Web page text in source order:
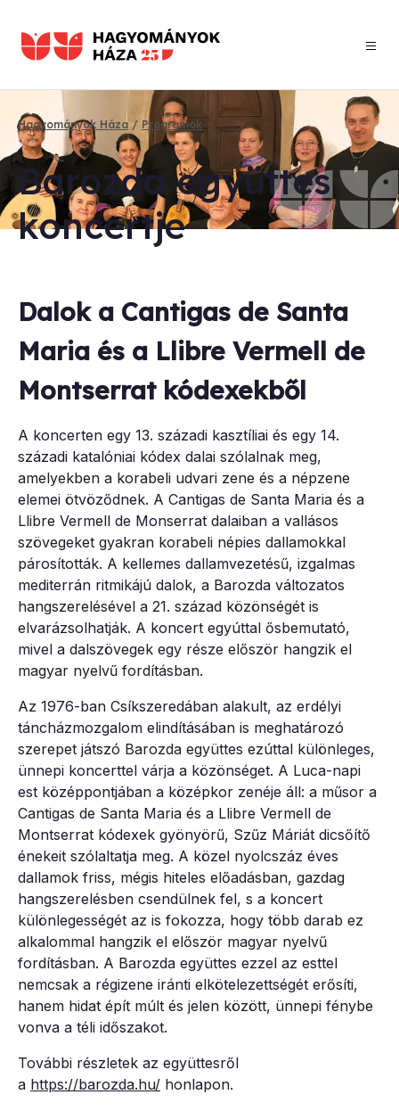
tartalomra
Morzsa
Hagyományok Háza Programok
Ba­roz­da együt­tes
kon­cert­je
Dalok a Cantigas de Santa
Maria és a Llibre Vermell de
Montserrat kódexekből
A koncerten egy 13. századi kasztíliai és egy 14.
századi katalóniai kódex dalai szólalnak meg,
amelyekben a korabeli udvari zene és a népzene
elemei ötvöződnek. A Cantigas de Santa Maria és a
Llibre Vermell de Monserrat dalaiban a vallásos
szövegeket gyakran korabeli népies dallamokkal
párosították. A kellemes dallamvezetésű, izgalmas
mediterrán ritmikájú dalok, a Barozda változatos
hangszerelésével a 21. század közönségét is
elvarázsolhatják. A koncert egyúttal ősbemutató,
mivel a dalszövegek egy része először hangzik el
magyar nyelvű fordításban.
Az 1976-ban Csíkszeredában alakult, az erdélyi
táncházmozgalom elindításában is meghatározó
szerepet játszó Barozda együttes ezúttal különleges,
ünnepi koncerttel várja a közönséget. A Luca-napi
est középpontjában a középkor zenéje áll: a műsor a
Cantigas de Santa Maria és a Llibre Vermell de
Montserrat kódexek gyönyörű, Szűz Máriát dicsőítő
énekeit szólaltatja meg. A közel nyolcszáz éves
dallamok friss, mégis hiteles előadásban, gazdag
hangszerelésben csendülnek fel, s a koncert
különlegességét az is fokozza, hogy több darab ez
alkalommal hangzik el először magyar nyelvű
fordításban. A Barozda együttes ezzel az esttel
nemcsak a régizene iránti elkötelezettségét erősíti,
hanem hidat épít múlt és jelen között, ünnepi fénybe
vonva a téli időszakot.
További részletek az együttesről
a https://barozda.hu/ honlapon.